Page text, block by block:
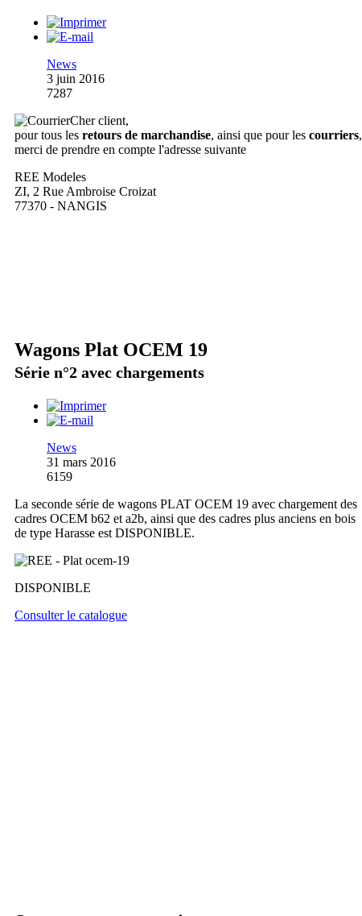
News
3 juin 2016
7287
Cher client,
pour tous les retours de marchandise, ainsi que pour les courriers,
merci de prendre en compte l'adresse suivante
REE Modeles
ZI, 2 Rue Ambroise Croizat
77370 - NANGIS
Wagons Plat OCEM 19
Série n°2 avec chargements
News
31 mars 2016
6159
La seconde série de wagons PLAT OCEM 19 avec chargement des
cadres OCEM b62 et a2b, ainsi que des cadres plus anciens en bois
de type Harasse est DISPONIBLE.
DISPONIBLE
Consulter le catalogue